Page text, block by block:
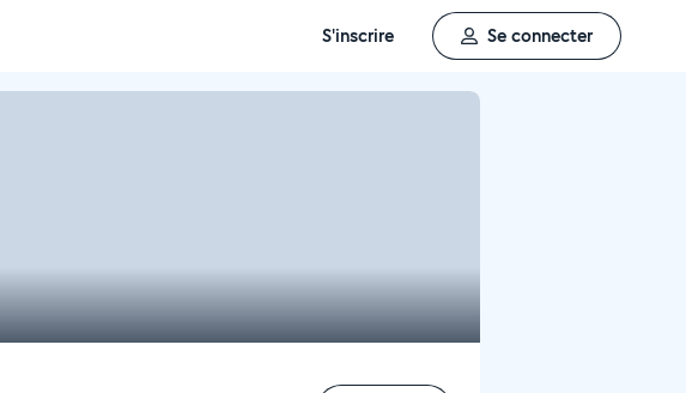
S'inscrire Se connecter